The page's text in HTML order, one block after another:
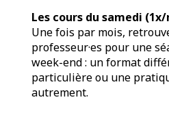
Les cours du samedi
Une fois par mois,
professeur·es pour une
week-end : un format
particulière ou une
autrement.